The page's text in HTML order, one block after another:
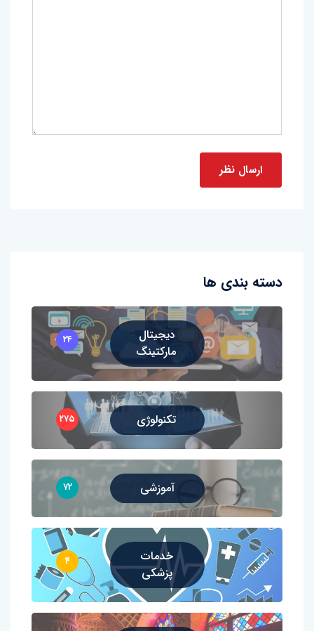
دسته بندی ها
دیجیتال
مارکتینگ
۲۴
تکنولوژی ۲۷۵
آموزشی ۷۲
خدمات
پزشکی
۴